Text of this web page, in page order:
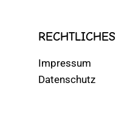
RECHTLICHES
Impressum
Datenschutz